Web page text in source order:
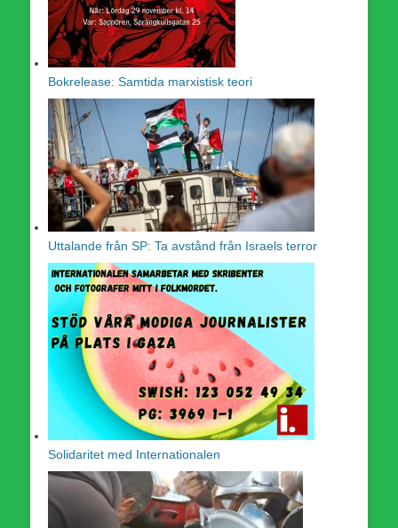
Bokrelease: Samtida marxistisk teori
Uttalande från SP: Ta avstånd från Israels terror
Solidaritet med Internationalen